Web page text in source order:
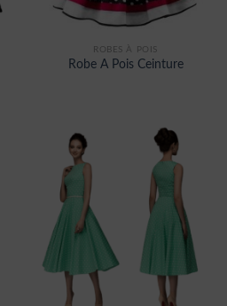
ROBES À POIS
Robe A Pois Ceinture